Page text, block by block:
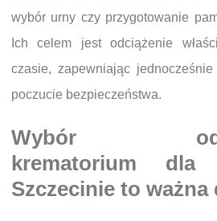
wybór urny czy przygotowanie
Ich celem jest odciążenie
czasie, zapewniając
poczucie bezpieczeństwa.
Wybór
krematorium
Szczecinie to ważna